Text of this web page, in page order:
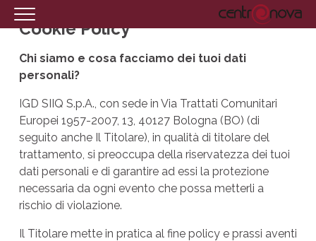
IL CENTRO
ORARI
COME RAGGIUNGERCI
PROMOZIONI
NEGOZI
EVENTI
SERVIZI
Cookie Policy
Chi siamo e cosa facciamo dei tuoi dati
personali?
IGD SIIQ S.p.A., con sede in Via Trattati Comunitari
Europei 1957-2007, 13, 40127 Bologna (BO) (di
seguito anche Il Titolare), in qualità di titolare del
trattamento, si preoccupa della riservatezza dei tuoi
dati personali e di garantire ad essi la protezione
necessaria da ogni evento che possa metterli a
rischio di violazione.
Il Titolare mette in pratica al fine policy e prassi aventi